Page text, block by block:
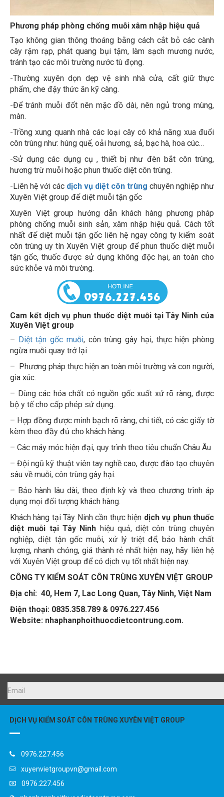
Phương pháp phòng chống muỗi xâm nhập hiệu quả
Tạo không gian thông thoáng bằng cách cắt bỏ các cành
cây rậm rạp, phát quang bụi tậm, làm sạch mương nước,
tránh tạo các môi trường nước tù đọng.
-Thường xuyên dọn dẹp vệ sinh nhà cửa, cất giữ thực
phẩm, che đậy thức ăn kỹ càng.
-Để tránh muỗi đốt nên mặc đồ dài, nên ngủ trong mùng,
màn.
-Trồng xung quanh nhà các loại cây có khả năng xua đuổi
côn trùng như: húng quế, oải hương, sả, bạc hà, hoa cúc…
-Sử dụng các dụng cụ , thiết bị như đèn bắt côn trùng,
hương trừ muỗi hoặc phun thuốc diệt côn trùng.
-Liên hệ với các
dịch vụ diệt côn trùng
chuyên nghiệp như
Xuyên Việt group để diệt muỗi tận gốc
Xuyên Việt group hướng dẫn khách hàng phương pháp
phòng chống muỗi sinh sản, xâm nhập hiệu quả. Cách tốt
nhất để diệt muỗi tận gốc liên hệ ngay công ty kiểm soát
côn trùng uy tín Xuyên Việt group để phun thuốc diệt muỗi
tận gốc, thuốc được sử dụng không độc hại, an toàn cho
sức khỏe và môi trường.
Cam kết dịch vụ phun thuốc diệt muỗi tại Tây Ninh của
Xuyên Việt group
Diệt tận gốc muỗi , côn trùng gây hại, thực hiện phòng
ngừa muỗi quay trở lại
– Phương pháp thực hiện an toàn môi trường và con người,
gia xúc.
– Dùng các hóa chất có nguồn gốc xuất xứ rõ ràng, được
bộ y tế cho cấp phép sử dụng.
– Hợp đồng được minh bạch rõ ràng, chi tiết, có các giấy tờ
kèm theo đầy đủ cho khách hàng.
– Các máy móc hiện đại, quy trình theo tiêu chuẩn Châu Âu
– Đội ngũ kỹ thuật viên tay nghề cao, được đào tạo chuyên
sâu về muỗi, côn trùng gây hại.
– Bảo hành lâu dài, theo định kỳ và theo chương trình áp
dụng mọi đối tượng khách hàng.
Khách hàng tại Tây Ninh cần thực hiện
dịch vụ phun thuốc
diệt muỗi tại Tây Ninhhiệu quả, diệt côn trùng chuyên
nghiệp, diệt tận gốc muỗi, xử lý triệt để, bảo hành chất
lượng, nhanh chóng, giá thành rẻ nhất hiện nay, hãy liên hệ
với Xuyên Việt group để có dịch vụ tốt nhất hiện nay.
CÔNG TY KIỂM SOÁT CÔN TRÙNG XUYÊN VIỆT GROUP
Địa chỉ: 40, Hem 7, Lac Long Quan, Tây Ninh, Việt Nam
Điện thoại: 0835.358.789 & 0976.227.456
Website: nhaphanphoithuocdietcontrung.com.
DỊCH VỤ KIỂM SOÁT CÔN TRÙNG XUYÊN VIỆT GROUP